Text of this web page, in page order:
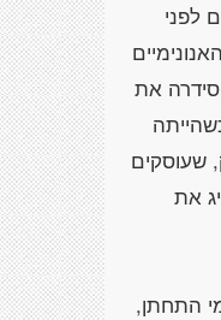
לפני
את
שעוסקים
את
התחתן,